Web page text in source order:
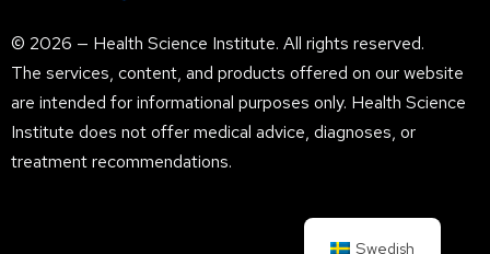
© 2026 — Health Science Institute. All rights reserved.
The services, content, and products offered on our website
are intended for informational purposes only. Health Science
Institute does not offer medical advice, diagnoses, or
treatment recommendations.
Swedish